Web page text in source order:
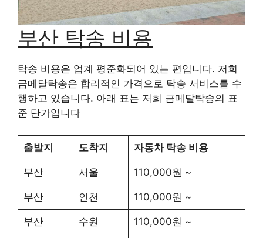
부산 탁송 비용
탁송 비용은 업계 평준화되어 있는 편입니다. 저희
금메달탁송은 합리적인 가격으로 탁송 서비스를 수
행하고 있습니다. 아래 표는 저희 금메달탁송의 표
준 단가입니다
출발지 도착지 자동차 탁송 비용
부산 서울 110,000원 ~
부산 인천 110,000원 ~
부산 수원 110,000원 ~